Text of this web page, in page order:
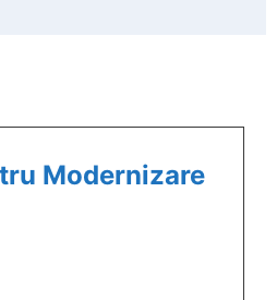
Modernizare